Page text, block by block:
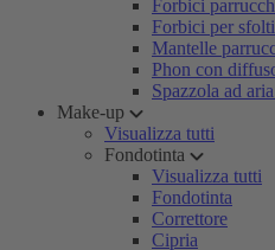
Forbici
Forbici per
Mantelle
Phon con
Spazzola ad
Make-up
Visualizza tutti
Fondotinta
Visualizza tutti
Fondotinta
Correttore
Cipria